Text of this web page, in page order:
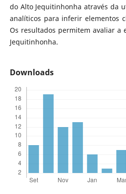
do Alto Jequitinhonha através da
analíticos para inferir elementos
Os resultados permitem avaliar a
Jequitinhonha.
Downloads